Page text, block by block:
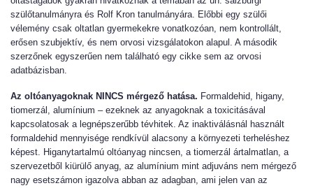
szülőtanulmányra és Rolf Kron tanulmányára. Előbbi egy szülői
vélemény csak oltatlan gyermekekre vonatkozóan, nem kontrollált,
erősen szubjektív, és nem orvosi vizsgálatokon alapul. A második
szerzőnek egyszerűen nem található egy cikke sem az orvosi
adatbázisban.
Az oltóanyagoknak NINCS mérgező hatása. Formaldehid, higany,
tiomerzál, alumínium – ezeknek az anyagoknak a toxicitásával
kapcsolatosak a legnépszerűbb tévhitek. Az inaktiválásnál használt
formaldehid mennyisége rendkívül alacsony a környezeti terheléshez
képest. Higanytartalmú oltóanyag nincsen, a tiomerzál ártalmatlan, a
szervezetből kiürülő anyag, az alumínium mint adjuváns nem mérgező
nagy esetszámon igazolva abban az adagban, ami jelen van az